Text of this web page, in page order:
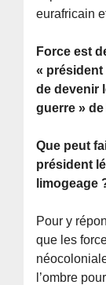
eurafricain
Force est
« président
de devenir
guerre »
Que peut
président
limogeage
Pour y
que les
l’ombre